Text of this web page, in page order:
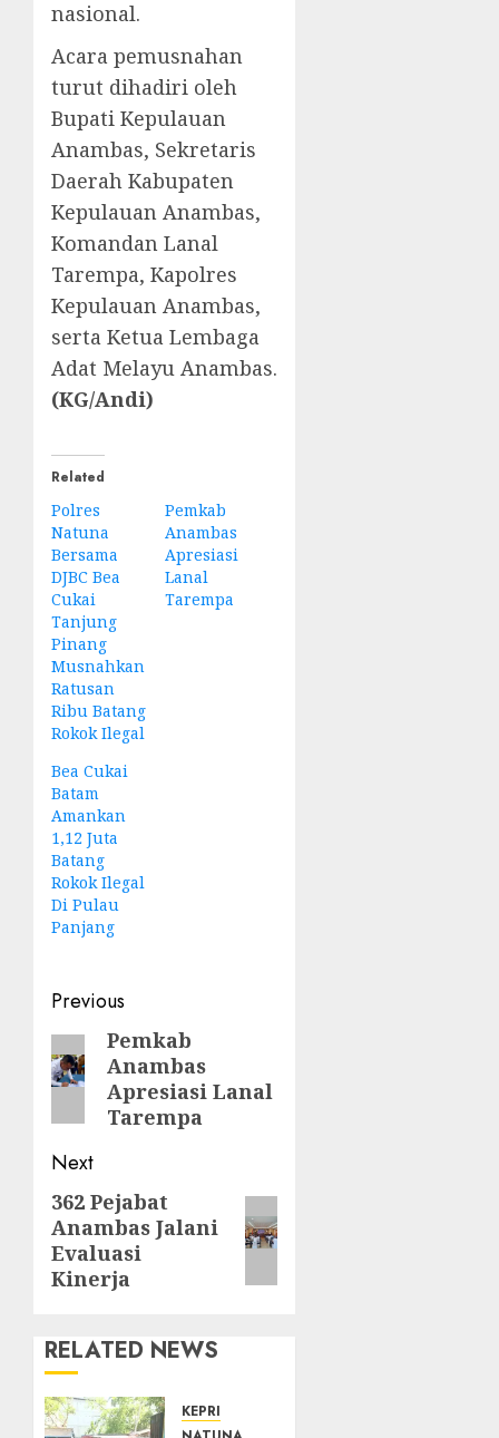
nasional.
Acara pemusnahan
turut dihadiri oleh
Bupati Kepulauan
Anambas, Sekretaris
Daerah Kabupaten
Kepulauan Anambas,
Komandan Lanal
Tarempa, Kapolres
Kepulauan Anambas,
serta Ketua Lembaga
Adat Melayu Anambas.
(KG/Andi)
Related
Polres
Natuna
Bersama
DJBC Bea
Cukai
Tanjung
Pinang
Musnahkan
Ratusan
Ribu Batang
Rokok Ilegal
Pemkab
Anambas
Apresiasi
Lanal
Tarempa
Bea Cukai
Batam
Amankan
1,12 Juta
Batang
Rokok Ilegal
Di Pulau
Panjang
Post
navigation
Previous
Previous
post:
Pemkab
Anambas
Apresiasi Lanal
Tarempa
Next
Next
post:
362 Pejabat
Anambas Jalani
Evaluasi
Kinerja
RELATED NEWS
KEPRI